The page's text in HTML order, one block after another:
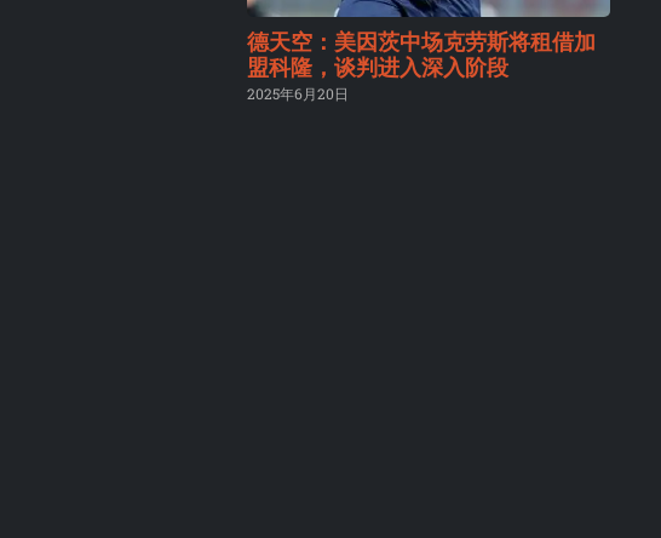
德天空：美因茨中场克劳斯将租借加
盟科隆，谈判进入深入阶段
2025年6月20日